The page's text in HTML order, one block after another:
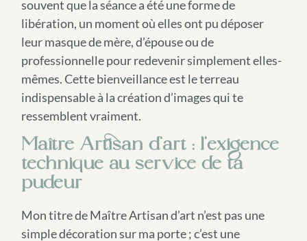
souvent que la séance a été une forme de
libération, un moment où elles ont pu déposer
leur masque de mère, d’épouse ou de
professionnelle pour redevenir simplement elles-
mêmes. Cette bienveillance est le terreau
indispensable à la création d’images qui te
ressemblent vraiment.
Maître Artisan d’art : l’exigence
technique au service de ta
pudeur
Mon titre de Maître Artisan d’art n’est pas une
simple décoration sur ma porte ; c’est une